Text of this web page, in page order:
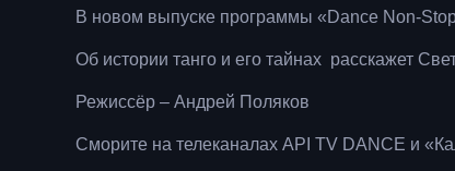
В новом выпуске программы «Dance Non-
Об истории танго и его тайнах расскажет
Режиссёр – Андрей Поляков
Сморите на телеканалах API TV DANCE и